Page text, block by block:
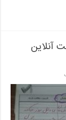
آنلاین